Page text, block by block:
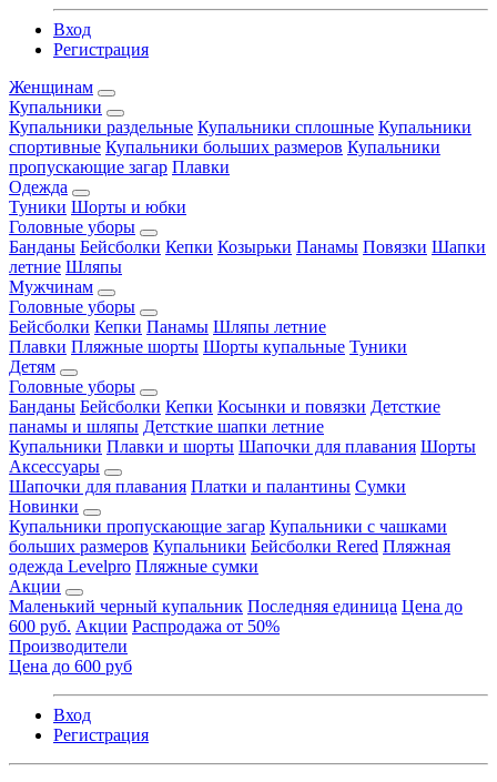
Вход
Регистрация
Женщинам
Купальники
Купальники раздельные Купальники сплошные Купальники
спортивные Купальники больших размеров Купальники
пропускающие загар Плавки
Одежда
Туники Шорты и юбки
Головные уборы
Банданы Бейсболки Кепки Козырьки Панамы Повязки Шапки
летние Шляпы
Мужчинам
Головные уборы
Бейсболки Кепки Панамы Шляпы летние
Плавки Пляжные шорты Шорты купальные Туники
Детям
Головные уборы
Банданы Бейсболки Кепки Косынки и повязки Детсткие
панамы и шляпы Детсткие шапки летние
Купальники Плавки и шорты Шапочки для плавания Шорты
Аксессуары
Шапочки для плавания Платки и палантины Сумки
Новинки
Купальники пропускающие загар Купальники с чашками
больших размеров Купальники Бейсболки Rered Пляжная
одежда Levelpro Пляжные сумки
Акции
Маленький черный купальник Последняя единица Цена до
600 руб. Акции Распродажа от 50%
Производители
Цена до 600 руб
Вход
Регистрация